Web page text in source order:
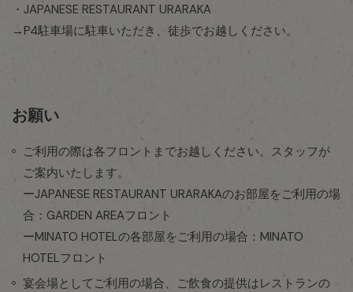
・JAPANESE RESTAURANT URARAKA
→P4駐車場に駐車いただき、徒歩でお越しください。
お願い
ご利用の際は各フロントまでお越しください。スタッフが
ご案内いたします。
ーJAPANESE RESTAURANT URARAKAのお部屋をご利用の場
合：GARDEN AREAフロント
ーMINATO HOTELの各部屋をご利用の場合：MINATO
HOTELフロント
宴会場としてご利用の場合、ご飲食の提供はレストランの